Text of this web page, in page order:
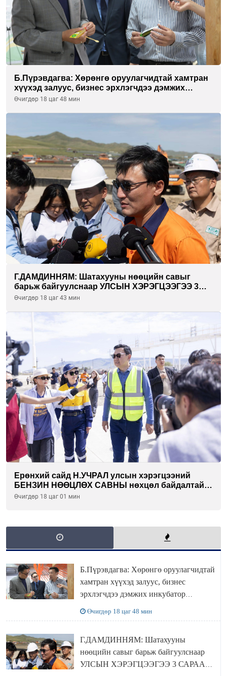
Б.Пүрэвдагва: Хөрөнгө оруулагчидтай хамтран
хүүхэд залуус, бизнес эрхлэгчдээ дэмжих
инкубатор төвүүдийг хотын захын
Өчигдөр 18 цаг 48 мин
Г.ДАМДИННЯМ: Шатахууны нөөцийн савыг
барьж байгуулснаар УЛСЫН ХЭРЭГЦЭЭГЭЭ 3
САРААР НӨӨЦЛӨДӨГ болно
Өчигдөр 18 цаг 43 мин
Ерөнхий сайд Н.УЧРАЛ улсын хэрэгцээний
БЕНЗИН НӨӨЦЛӨХ САВНЫ нөхцөл байдалтай
танилцлаа
Өчигдөр 18 цаг 01 мин
Б.Пүрэвдагва: Хөрөнгө оруулагчидтай
хамтран хүүхэд залуус, бизнес
эрхлэгчдээ дэмжих инкубатор
Өчигдөр 18 цаг 48 мин
Г.ДАМДИННЯМ: Шатахууны
нөөцийн савыг барьж байгуулснаар
УЛСЫН ХЭРЭГЦЭЭГЭЭ 3 САРААР